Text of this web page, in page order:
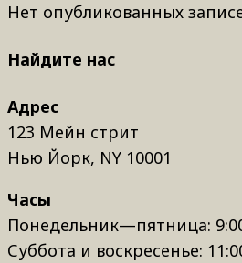
Нет опубликованных
Найдите нас
Адрес
123 Мейн стрит
Нью Йорк, NY 10001
Часы
Понедельник—пятница:
Суббота и воскресенье: